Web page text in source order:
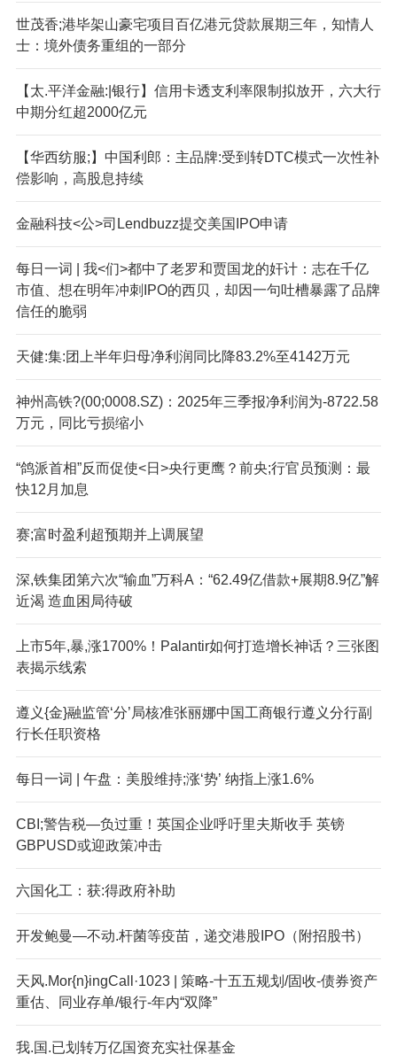
世茂香;港毕架山豪宅项目百亿港元贷款展期三年，知情人
士：境外债务重组的一部分
【太.平洋金融:|银行】信用卡透支利率限制拟放开，六大行
中期分红超2000亿元
【华西纺服;】中国利郎：主品牌:受到转DTC模式一次性补
偿影响，高股息持续
金融科技<公>司Lendbuzz提交美国IPO申请
每日一词 | 我<们>都中了老罗和贾国龙的奸计：志在千亿
市值、想在明年冲刺IPO的西贝，却因一句吐槽暴露了品牌
信任的脆弱
天健:集:团上半年归母净利润同比降83.2%至4142万元
神州高铁?(00;0008.SZ)：2025年三季报净利润为-8722.58
万元，同比亏损缩小
“鸽派首相”反而促使<日>央行更鹰？前央;行官员预测：最
快12月加息
赛;富时盈利超预期并上调展望
深,铁集团第六次“输血”万科A：“62.49亿借款+展期8.9亿”解
近渴 造血困局待破
上市5年,暴,涨1700%！Palantir如何打造增长神话？三张图
表揭示线索
遵义{金}融监管‘分’局核准张丽娜中国工商银行遵义分行副
行长任职资格
每日一词 | 午盘：美股维持;涨‘势’ 纳指上涨1.6%
CBI;警告税—负过重！英国企业呼吁里夫斯收手 英镑
GBPUSD或迎政策冲击
六国化工：获:得政府补助
开发鲍曼—不动.杆菌等疫苗，递交港股IPO（附招股书）
天风.Mor{n}ingCall·1023 | 策略-十五五规划/固收-债券资产
重估、同业存单/银行-年内“双降”
我.国.已划转万亿国资充实社保基金